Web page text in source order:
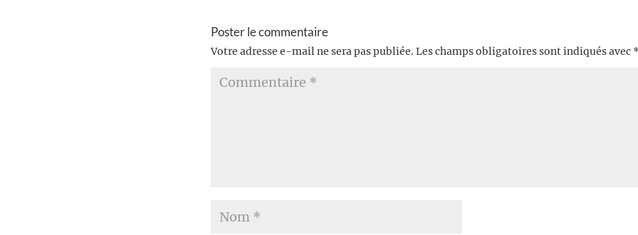
Poster le commentaire
Votre adresse e-mail ne sera pas publiée. Les champs obligatoires sont indiqués avec